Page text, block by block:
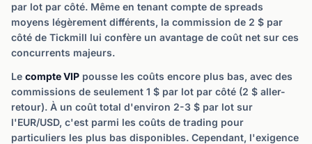
par lot par côté. Même en tenant compte de spreads
moyens légèrement différents, la commission de 2 $ par
côté de Tickmill lui confère un avantage de coût net sur ces
concurrents majeurs.
Le compte VIP pousse les coûts encore plus bas, avec des
commissions de seulement 1 $ par lot par côté (2 $ aller-
retour). À un coût total d'environ 2-3 $ par lot sur
l'EUR/USD, c'est parmi les coûts de trading pour
particuliers les plus bas disponibles. Cependant, l'exigence